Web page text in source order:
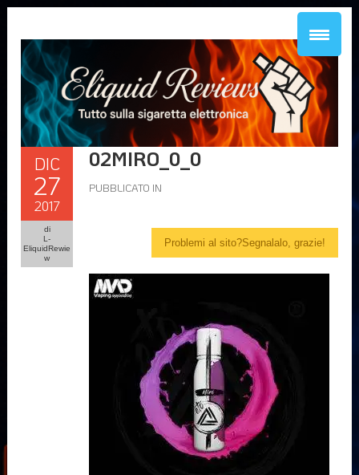
DIC
27
2017
di
L-
EliquidRewie
w
02MIRO_0_0
PUBBLICATO IN
Problemi al sito?Segnalalo, grazie!